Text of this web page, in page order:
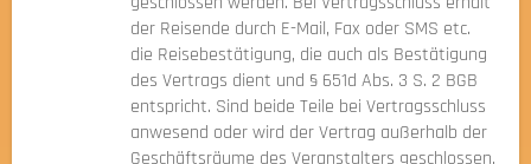
der Reisende durch E-Mail, Fax oder SMS etc.
die Reisebestätigung, die auch als Bestätigung
des Vertrags dient und § 651d Abs. 3 S. 2 BGB
entspricht. Sind beide Teile bei Vertragsschluss
anwesend oder wird der Vertrag außerhalb der
Geschäftsräume des Veranstalters geschlossen,